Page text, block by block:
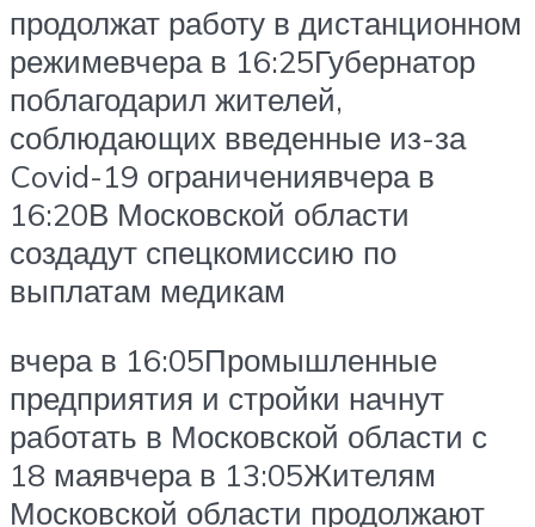
продолжат работу в дистанционном
режимевчера в 16:25Губернатор
поблагодарил жителей,
соблюдающих введенные из-за
Covid-19 ограничениявчера в
16:20В Московской области
создадут спецкомиссию по
выплатам медикам
вчера в 16:05Промышленные
предприятия и стройки начнут
работать в Московской области с
18 маявчера в 13:05Жителям
Московской области продолжают